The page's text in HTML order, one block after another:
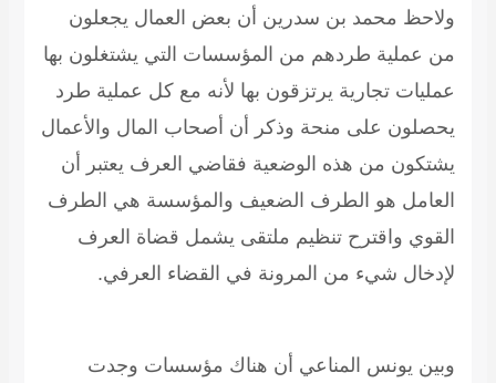
ولاحظ محمد بن سدرين أن بعض العمال يجعلون
من عملية طردهم من المؤسسات التي يشتغلون بها
عمليات تجارية يرتزقون بها لأنه مع كل عملية طرد
يحصلون على منحة وذكر أن أصحاب المال والأعمال
يشتكون من هذه الوضعية فقاضي العرف يعتبر أن
العامل هو الطرف الضعيف والمؤسسة هي الطرف
القوي واقترح تنظيم ملتقى يشمل قضاة العرف
لإدخال شيء من المرونة في القضاء العرفي.
وبين يونس المناعي أن هناك مؤسسات وجدت